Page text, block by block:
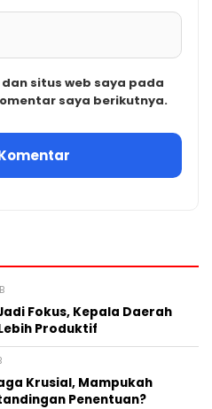
situs web saya pada
saya berikutnya.
Fokus, Kepala Daerah
Produktif
Krusial, Mampukah
Penentuan?